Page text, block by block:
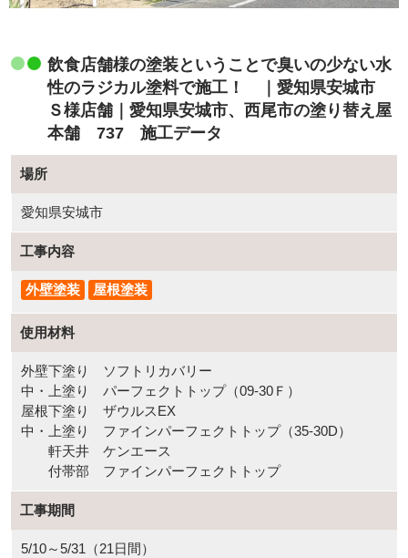
飲食店舗様の塗装ということで臭いの少ない水
性のラジカル塗料で施工！ ｜愛知県安城市
Ｓ様店舗｜愛知県安城市、西尾市の塗り替え屋
本舗 737 施工データ
場所
愛知県安城市
工事内容
外壁塗装 屋根塗装
使用材料
外壁下塗り ソフトリカバリー
中・上塗り パーフェクトトップ（09-30Ｆ）
屋根下塗り ザウルスEX
中・上塗り ファインパーフェクトトップ（35-30D）
軒天井 ケンエース
付帯部 ファインパーフェクトトップ
工事期間
5/10～5/31（21日間）